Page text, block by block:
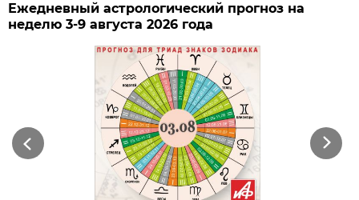
Ежедневный астрологический прогноз на
неделю 3-9 августа 2026 года
Previous Next